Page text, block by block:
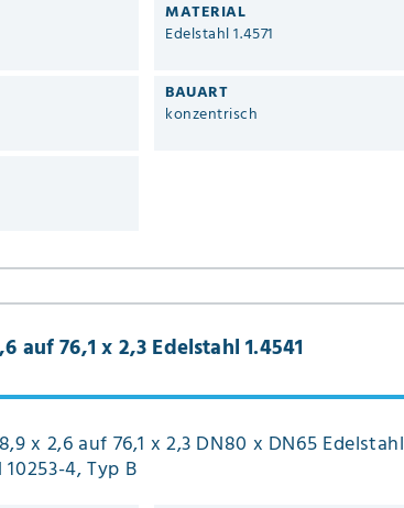
MATERIAL
Edelstahl 1.4571
BAUART
konzentrisch
auf 76,1 x 2,3 Edelstahl 1.4541
x 2,6 auf 76,1 x 2,3 DN80 x DN65 Edelstahl
4, Typ B